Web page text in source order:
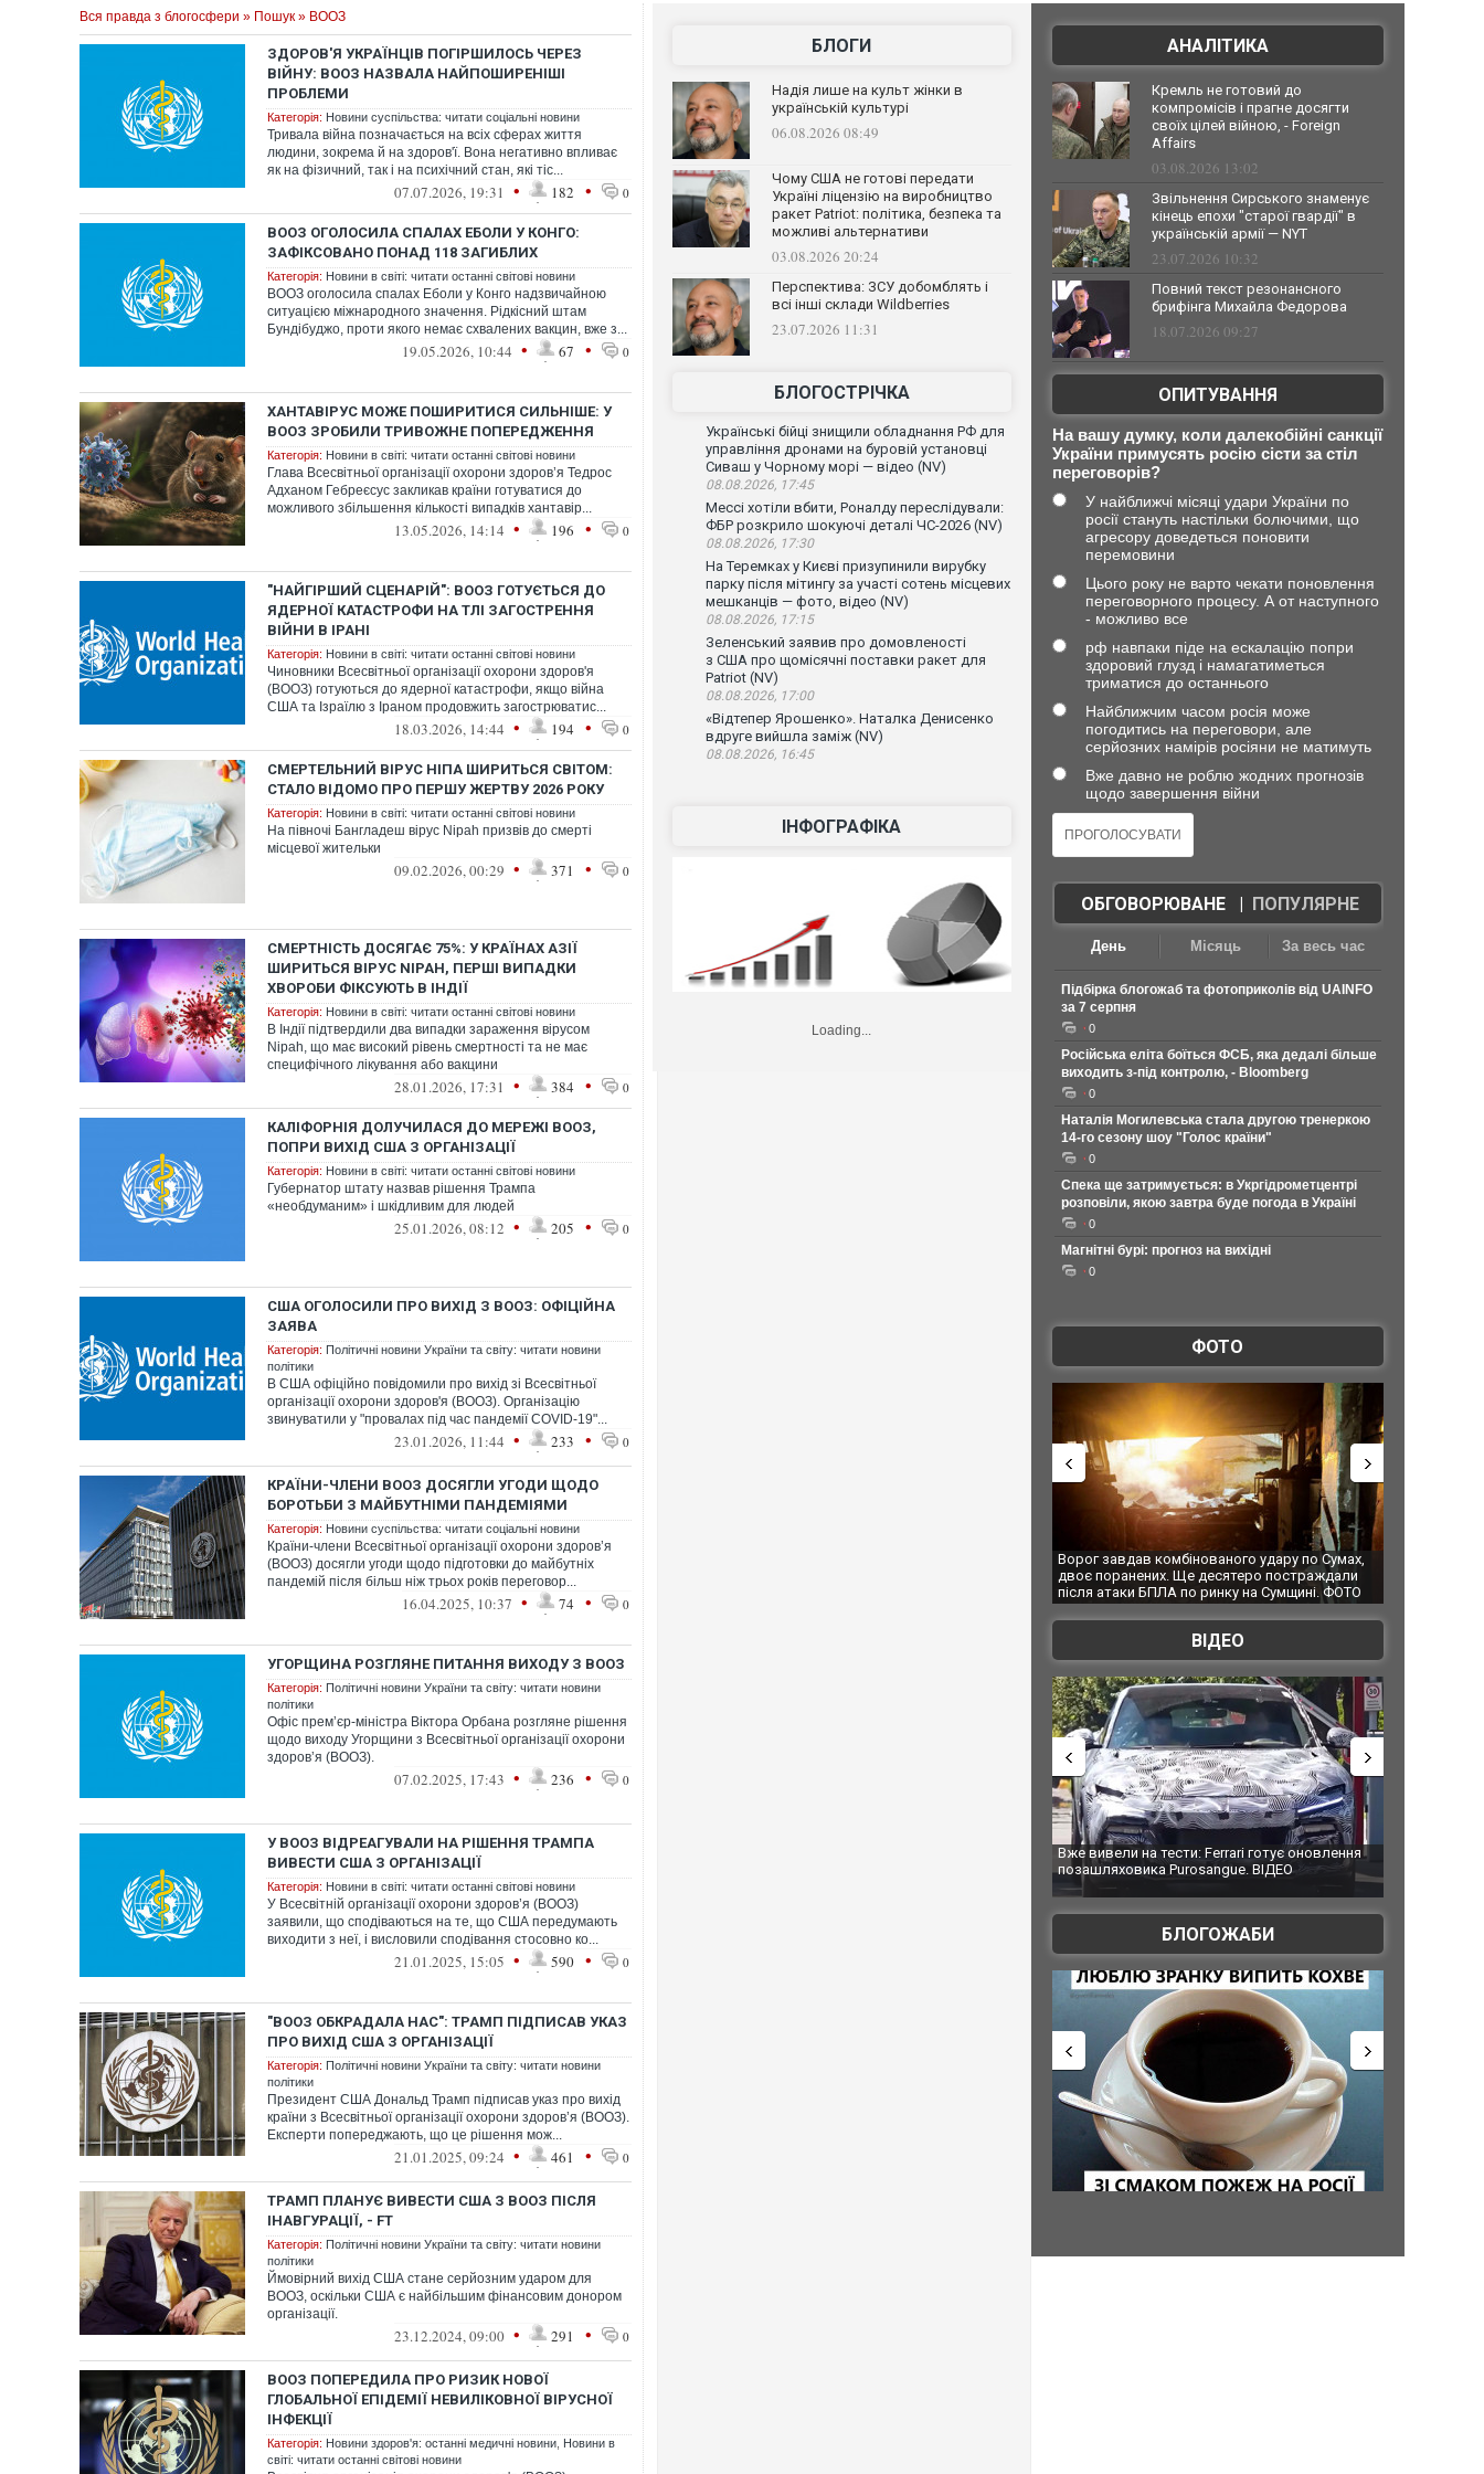
Вся правда з блогосфери » Пошук » ВООЗ
ЗДОРОВ'Я УКРАЇНЦІВ ПОГІРШИЛОСЬ ЧЕРЕЗ
ВІЙНУ: ВООЗ НАЗВАЛА НАЙПОШИРЕНІШІ
ПРОБЛЕМИ
Категорія: Новини суспільства: читати соціальні новини
Тривала війна позначається на всіх сферах життя
людини, зокрема й на здоров'ї. Вона негативно впливає
як на фізичний, так і на психічний стан, які тіс...
07.07.2026, 19:31 • 182 • 0
ВООЗ ОГОЛОСИЛА СПАЛАХ ЕБОЛИ У КОНГО:
ЗАФІКСОВАНО ПОНАД 118 ЗАГИБЛИХ
Категорія: Новини в світі: читати останні світові новини
ВООЗ оголосила спалах Еболи у Конго надзвичайною
ситуацією міжнародного значення. Рідкісний штам
Бундібуджо, проти якого немає схвалених вакцин, вже з...
19.05.2026, 10:44 • 67 • 0
ХАНТАВІРУС МОЖЕ ПОШИРИТИСЯ СИЛЬНІШЕ: У
ВООЗ ЗРОБИЛИ ТРИВОЖНЕ ПОПЕРЕДЖЕННЯ
Категорія: Новини в світі: читати останні світові новини
Глава Всесвітньої організації охорони здоров’я Тедрос
Адханом Гебреєсус закликав країни готуватися до
можливого збільшення кількості випадків хантавір...
13.05.2026, 14:14 • 196 • 0
"НАЙГІРШИЙ СЦЕНАРІЙ": ВООЗ ГОТУЄТЬСЯ ДО
ЯДЕРНОЇ КАТАСТРОФИ НА ТЛІ ЗАГОСТРЕННЯ
ВІЙНИ В ІРАНІ
Категорія: Новини в світі: читати останні світові новини
Чиновники Всесвітньої організації охорони здоров'я
(ВООЗ) готуються до ядерної катастрофи, якщо війна
США та Ізраїлю з Іраном продовжить загострюватис...
18.03.2026, 14:44 • 194 • 0
СМЕРТЕЛЬНИЙ ВІРУС НІПА ШИРИТЬСЯ СВІТОМ:
СТАЛО ВІДОМО ПРО ПЕРШУ ЖЕРТВУ 2026 РОКУ
Категорія: Новини в світі: читати останні світові новини
На півночі Бангладеш вірус Nipah призвів до смерті
місцевої жительки
09.02.2026, 00:29 • 371 • 0
СМЕРТНІСТЬ ДОСЯГАЄ 75%: У КРАЇНАХ АЗІЇ
ШИРИТЬСЯ ВІРУС NIPAH, ПЕРШІ ВИПАДКИ
ХВОРОБИ ФІКСУЮТЬ В ІНДІЇ
Категорія: Новини в світі: читати останні світові новини
В Індії підтвердили два випадки зараження вірусом
Nipah, що має високий рівень смертності та не має
специфічного лікування або вакцини
28.01.2026, 17:31 • 384 • 0
КАЛІФОРНІЯ ДОЛУЧИЛАСЯ ДО МЕРЕЖІ ВООЗ,
ПОПРИ ВИХІД США З ОРГАНІЗАЦІЇ
Категорія: Новини в світі: читати останні світові новини
Губернатор штату назвав рішення Трампа
«необдуманим» і шкідливим для людей
25.01.2026, 08:12 • 205 • 0
США ОГОЛОСИЛИ ПРО ВИХІД З ВООЗ: ОФІЦІЙНА
ЗАЯВА
Категорія: Політичні новини України та світу: читати новини
політики
В США офіційно повідомили про вихід зі Всесвітньої
організації охорони здоров'я (ВООЗ). Організацію
звинуватили у "провалах під час пандемії COVID-19"...
23.01.2026, 11:44 • 233 • 0
КРАЇНИ-ЧЛЕНИ ВООЗ ДОСЯГЛИ УГОДИ ЩОДО
БОРОТЬБИ З МАЙБУТНІМИ ПАНДЕМІЯМИ
Категорія: Новини суспільства: читати соціальні новини
Країни-члени Всесвітньої організації охорони здоров’я
(ВООЗ) досягли угоди щодо підготовки до майбутніх
пандемій після більш ніж трьох років переговор...
16.04.2025, 10:37 • 74 • 0
УГОРЩИНА РОЗГЛЯНЕ ПИТАННЯ ВИХОДУ З ВООЗ
Категорія: Політичні новини України та світу: читати новини
політики
Офіс премʼєр-міністра Віктора Орбана розгляне рішення
щодо виходу Угорщини з Всесвітньої організації охорони
здоровʼя (ВООЗ).
07.02.2025, 17:43 • 236 • 0
У ВООЗ ВІДРЕАГУВАЛИ НА РІШЕННЯ ТРАМПА
ВИВЕСТИ США З ОРГАНІЗАЦІЇ
Категорія: Новини в світі: читати останні світові новини
У Всесвітній організації охорони здоров’я (ВООЗ)
заявили, що сподіваються на те, що США передумають
виходити з неї, і висловили сподівання стосовно ко...
21.01.2025, 15:05 • 590 • 0
"ВООЗ ОБКРАДАЛА НАС": ТРАМП ПІДПИСАВ УКАЗ
ПРО ВИХІД США З ОРГАНІЗАЦІЇ
Категорія: Політичні новини України та світу: читати новини
політики
Президент США Дональд Трамп підписав указ про вихід
країни з Всесвітньої організації охорони здоров’я (ВООЗ).
Експерти попереджають, що це рішення мож...
21.01.2025, 09:24 • 461 • 0
ТРАМП ПЛАНУЄ ВИВЕСТИ США З ВООЗ ПІСЛЯ
ІНАВГУРАЦІЇ, - FT
Категорія: Політичні новини України та світу: читати новини
політики
Ймовірний вихід США стане серйозним ударом для
ВООЗ, оскільки США є найбільшим фінансовим донором
організації.
23.12.2024, 09:00 • 291 • 0
ВООЗ ПОПЕРЕДИЛА ПРО РИЗИК НОВОЇ
ГЛОБАЛЬНОЇ ЕПІДЕМІЇ НЕВИЛІКОВНОЇ ВІРУСНОЇ
ІНФЕКЦІЇ
Категорія: Новини здоров'я: останні медичні новини Новини в
світі: читати останні світові новини
БЛОГИ
Надія лише на культ жінки в
українській культурі
06.08.2026 08:49
Чому США не готові передати
Україні ліцензію на виробництво
ракет Patriot: політика, безпека та
можливі альтернативи
03.08.2026 20:24
Перспектива: ЗСУ добомблять і
всі інші склади Wildberries
23.07.2026 11:31
БЛОГОСТРІЧКА
Українські бійці знищили обладнання РФ для
управління дронами на буровій установці
Сиваш у Чорному морі — відео (NV)
08.08.2026, 17:45
Мессі хотіли вбити, Роналду переслідували:
ФБР розкрило шокуючі деталі ЧС-2026 (NV)
08.08.2026, 17:30
На Теремках у Києві призупинили вирубку
парку після мітингу за участі сотень місцевих
мешканців — фото, відео (NV)
08.08.2026, 17:15
Зеленський заявив про домовленості
з США про щомісячні поставки ракет для
Patriot (NV)
08.08.2026, 17:00
«Відтепер Ярошенко». Наталка Денисенко
вдруге вийшла заміж (NV)
08.08.2026, 16:45
ІНФОГРАФІКА
Loading...
АНАЛІТИКА
Кремль не готовий до
компромісів і прагне досягти
своїх цілей війною, - Foreign
Affairs
03.08.2026 13:02
Звільнення Сирського знаменує
кінець епохи "старої гвардії" в
українській армії — NYT
23.07.2026 10:32
Повний текст резонансного
брифінга Михайла Федорова
18.07.2026 09:27
ОПИТУВАННЯ
На вашу думку, коли далекобійні санкції
України примусять росію сісти за стіл
переговорів?
У найближчі місяці удари України по
росії стануть настільки болючими, що
агресору доведеться поновити
перемовини
Цього року не варто чекати поновлення
переговорного процесу. А от наступного
- можливо все
рф навпаки піде на ескалацію попри
здоровий глузд і намагатиметься
триматися до останнього
Найближчим часом росія може
погодитись на переговори, але
серйозних намірів росіяни не матимуть
Вже давно не роблю жодних прогнозів
щодо завершення війни
ОБГОВОРЮВАНЕ| ПОПУЛЯРНЕ
День Місяць За весь час
Підбірка блогожаб та фотоприколів від UAINFO
за 7 серпня
0
Російська еліта боїться ФСБ, яка дедалі більше
виходить з-під контролю, - Bloomberg
0
Наталія Могилевська стала другою тренеркою
14-го сезону шоу "Голос країни"
0
Спека ще затримується: в Укргідрометцентрі
розповіли, якою завтра буде погода в Україні
0
Магнітні бурі: прогноз на вихідні
0
ФОТО
Ворог завдав комбінованого удару по Сумах,
двоє поранених. Ще десятеро постраждали
після атаки БПЛА по ринку на Сумщині. ФОТО
За 2000 кілометрів від кордону з Україною: в
Єкатеринбурзі після атаки дронів загорівся
склад Wildberries. ФОТО. ВІДЕО
ВІДЕО
Вже вивели на тести: Ferrari готує оновлення
позашляховика Purosangue. ВІДЕО
Вийшов трейлер нової екранізації легендарного
фільму "Афера Томаса Крауна"
БЛОГОЖАБИ